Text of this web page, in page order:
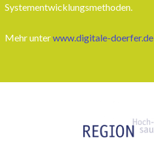
Systementwicklungsmethoden.
Mehr unterwww.digitale-doerfer.de